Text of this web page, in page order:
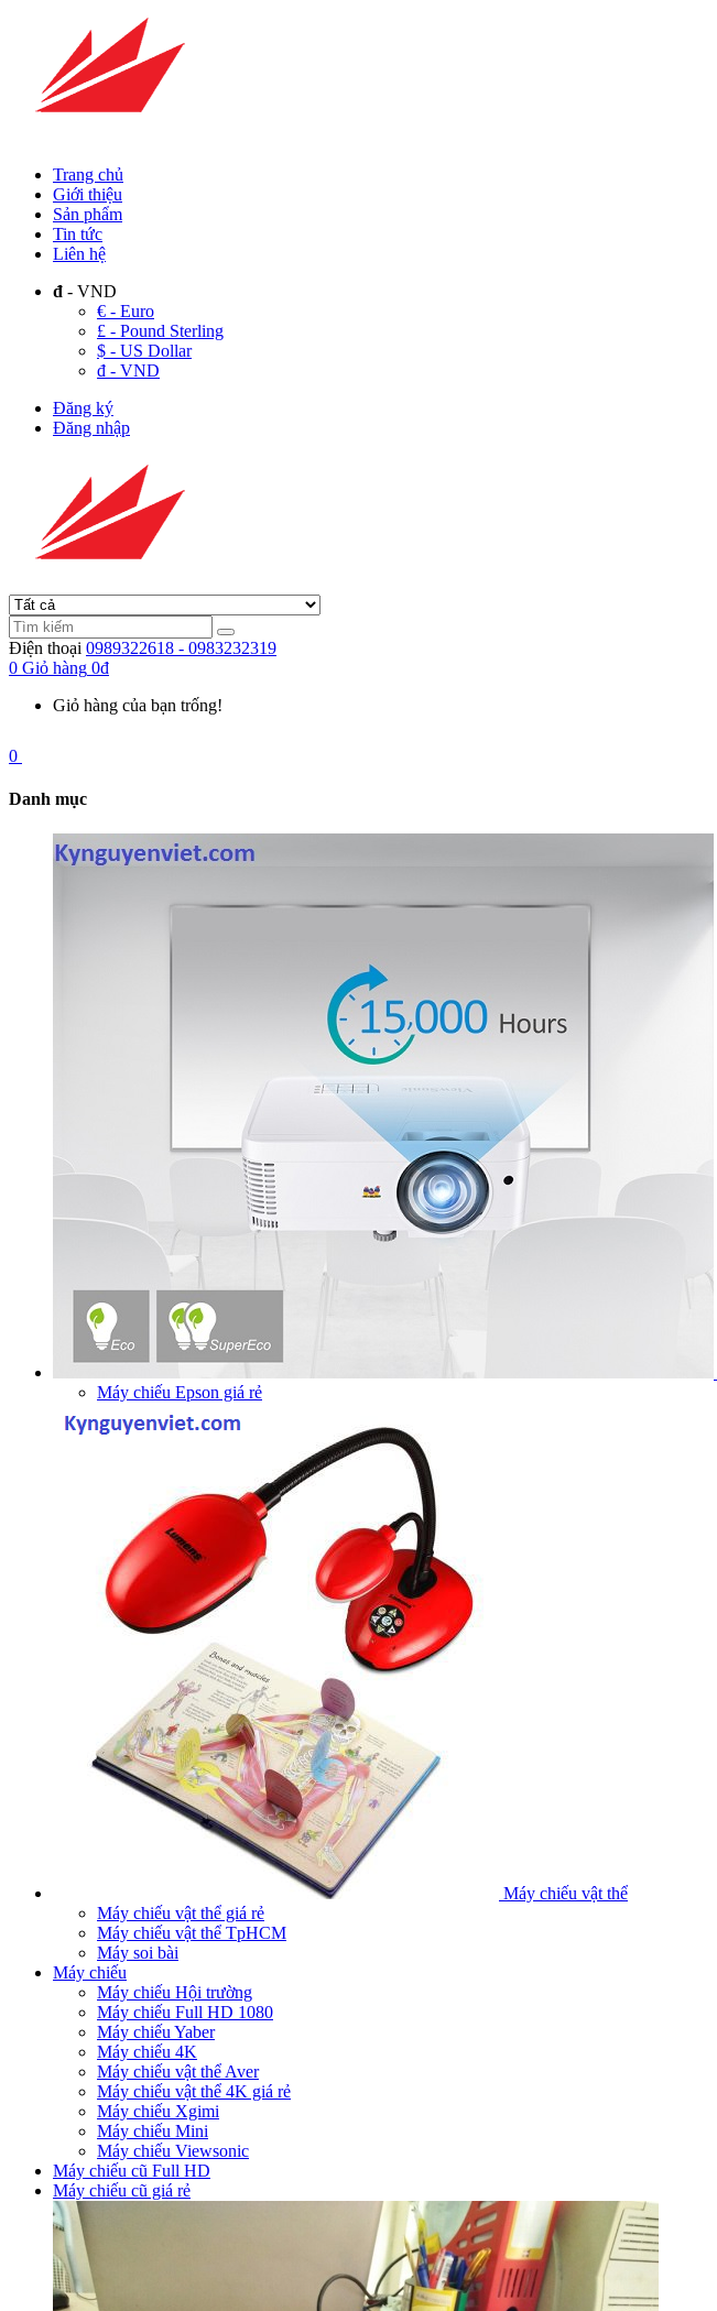
Trang chủ
Giới thiệu
Sản phẩm
Tin tức
Liên hệ
đ - VND
€ - Euro
£ - Pound Sterling
$ - US Dollar
đ - VND
Đăng ký
Đăng nhập
Điện thoại 0989322618 - 0983232319
0 Giỏ hàng 0đ
Giỏ hàng của bạn trống!
0
Danh mục
Máy chiếu Epson giá rẻ
Máy chiếu vật thể
Máy chiếu vật thể giá rẻ
Máy chiếu vật thể TpHCM
Máy soi bài
Máy chiếu
Máy chiếu Hội trường
Máy chiếu Full HD 1080
Máy chiếu Yaber
Máy chiếu 4K
Máy chiếu vật thể Aver
Máy chiếu vật thể 4K giá rẻ
Máy chiếu Xgimi
Máy chiếu Mini
Máy chiếu Viewsonic
Máy chiếu cũ Full HD
Máy chiếu cũ giá rẻ